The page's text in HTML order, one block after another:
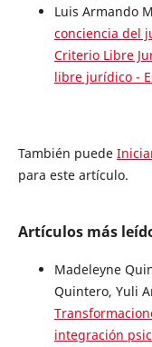
Luis Armando
conciencia del
Criterio Libre
libre jurídico -
También puede
para este artículo.
Artículos más
Madeleyne
Quintero, Yuli
integración